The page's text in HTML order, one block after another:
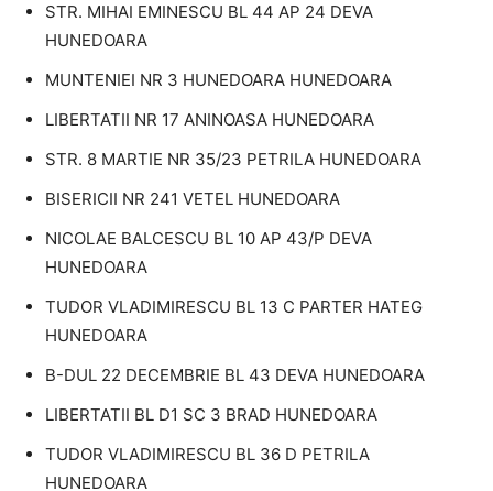
STR. MIHAI EMINESCU BL 44 AP 24 DEVA
HUNEDOARA
MUNTENIEI NR 3 HUNEDOARA HUNEDOARA
LIBERTATII NR 17 ANINOASA HUNEDOARA
STR. 8 MARTIE NR 35/23 PETRILA HUNEDOARA
BISERICII NR 241 VETEL HUNEDOARA
NICOLAE BALCESCU BL 10 AP 43/P DEVA
HUNEDOARA
TUDOR VLADIMIRESCU BL 13 C PARTER HATEG
HUNEDOARA
B-DUL 22 DECEMBRIE BL 43 DEVA HUNEDOARA
LIBERTATII BL D1 SC 3 BRAD HUNEDOARA
TUDOR VLADIMIRESCU BL 36 D PETRILA
HUNEDOARA